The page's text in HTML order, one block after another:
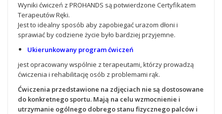
Wyniki ćwiczeń z PROHANDS są potwierdzone Certyfikatem
Terapeutów Ręki.
Jest to idealny sposób aby zapobiegać urazom dłoni i
sprawiać by codziene życie było bardziej przyjemne.
Ukierunkowany program ćwiczeń
jest opracowany wspólnie z terapeutami, którzy prowadzą
ćwiczenia i rehabilitację osób z problemami rąk.
Ćwiczenia przedstawione na zdjęciach nie są dostosowane
do konkretnego sportu. Mają na celu wzmocnienie i
utrzymanie ogólnego dobrego stanu fizycznego palców i